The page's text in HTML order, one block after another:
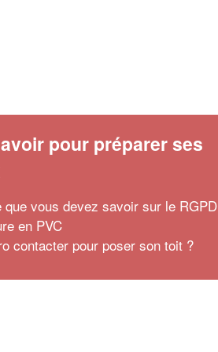
pour préparer ses
que vous devez savoir sur le RGPD
en PVC
contacter pour poser son toit ?